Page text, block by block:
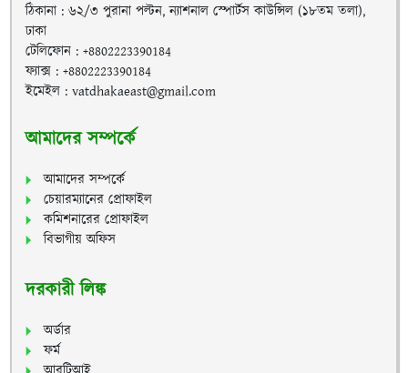
ঠিকানা : ৬২/৩ পুরানা পল্টন, ন্যাশনাল স্পোর্টস কাউন্সিল (১৮তম তলা),
ঢাকা
টেলিফোন : +8802223390184
ফ্যাক্স : +8802223390184
ইমেইল : vatdhakaeast@gmail.com
আমাদের সম্পর্কে
আমাদের সম্পর্কে
চেয়ারম্যানের প্রোফাইল
কমিশনারের প্রোফাইল
বিভাগীয় অফিস
দরকারী লিঙ্ক
অর্ডার
ফর্ম